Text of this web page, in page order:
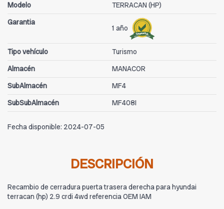
Modelo
TERRACAN (HP)
Garantia
1 año
Tipo vehículo
Turismo
Almacén
MANACOR
SubAlmacén
MF4
SubSubAlmacén
MF408I
Fecha disponible: 2024-07-05
DESCRIPCIÓN
Recambio de cerradura puerta trasera derecha para hyundai
terracan (hp) 2.9 crdi 4wd referencia OEM IAM